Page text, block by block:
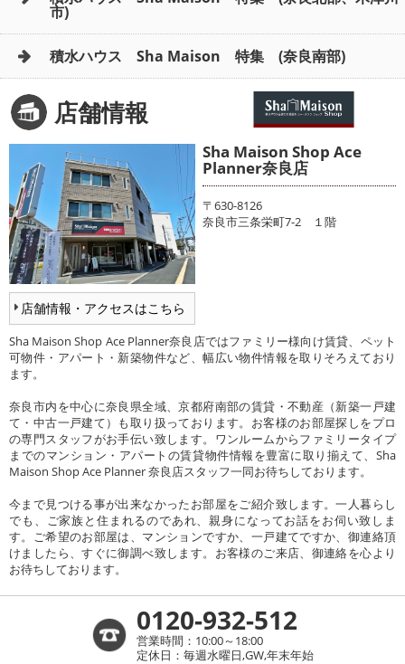
市)
積水ハウス Sha Maison 特集 (奈良南部)
店舗情報
店舗情報・アクセスはこちら
Sha Maison Shop Ace
Planner奈良店
〒630-8126
奈良市三条栄町7-2 １階
Sha Maison Shop Ace Planner奈良店ではファミリー様向け賃貸、ペット
可物件・アパート・新築物件など、幅広い物件情報を取りそろえており
ます。
奈良市内を中心に奈良県全域、京都府南部の賃貸・不動産（新築一戸建
て・中古一戸建て）も取り扱っております。お客様のお部屋探しをプロ
の専門スタッフがお手伝い致します。ワンルームからファミリータイプ
までのマンション・アパートの賃貸物件情報を豊富に取り揃えて、Sha
Maison Shop Ace Planner 奈良店スタッフ一同お待ちしております。
今まで見つける事が出来なかったお部屋をご紹介致します。一人暮らし
でも、ご家族と住まれるのであれ、親身になってお話をお伺い致しま
す。ご希望のお部屋は、マンションですか、一戸建てですか、御連絡頂
けましたら、すぐに御調べ致します。お客様のご来店、御連絡を心より
お待ちしております。
0120-932-512
営業時間：10:00～18:00
定休日：毎週水曜日,GW,年末年始